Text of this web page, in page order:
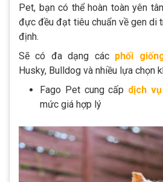
Pet, bạn có thể hoàn toàn yên
đực đều đạt tiêu chuẩn về gen di
định.
Sẽ có đa dạng các phối
Husky, Bulldog và nhiều lựa chọn
Fago Pet cung cấp dịch
mức giá hợp lý